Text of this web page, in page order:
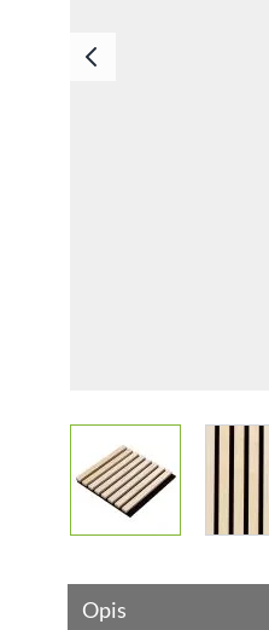
Deska Solid ASA
View larger image
Opis